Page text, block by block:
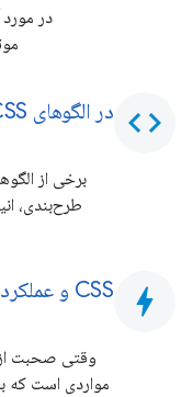
code در الگوهای CSS شیرجه بزنید
طرح‌بندی،
bolt CSS و عملکرد
مواردی است که